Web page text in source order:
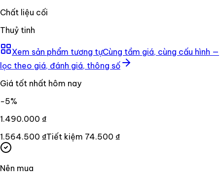
Chất liệu cối
Thuỷ tinh
Xem sản phẩm tương tựCùng tầm giá, cùng cấu hình —
lọc theo giá, đánh giá, thông số
Giá tốt nhất hôm nay
−5%
1.490.000 ₫
1.564.500 ₫Tiết kiệm 74.500 ₫
Nên mua